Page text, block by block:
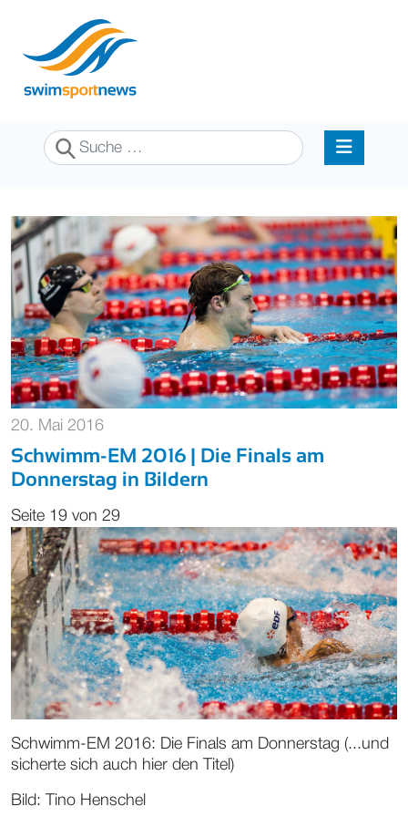
Suchen
20. Mai 2016
Schwimm-EM 2016 | Die Finals am
Donnerstag in Bildern
Seite 19 von 29
Schwimm-EM 2016: Die Finals am Donnerstag (...und
sicherte sich auch hier den Titel)
Bild: Tino Henschel